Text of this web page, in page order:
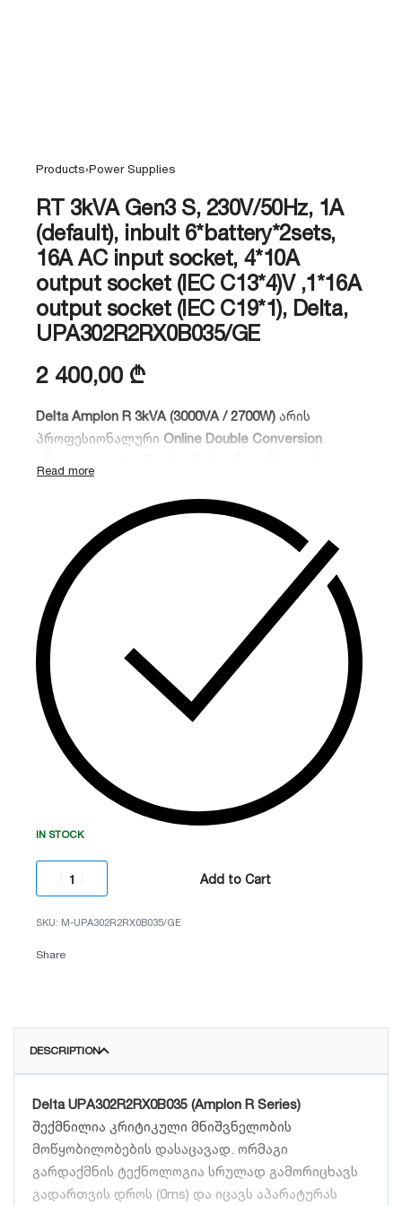
Products›Power Supplies
RT 3kVA Gen3 S, 230V/50Hz, 1A
(default), inbult 6*battery*2sets,
16A AC input socket, 4*10A
output socket (IEC C13*4)V ,1*16A
output socket (IEC C19*1), Delta,
UPA302R2RX0B035/GE
2 400,00 ₾
Delta Amplon R 3kVA (3000VA / 2700W) არის
პროფესიონალური Online Double Conversion
კოეფიციენტი (0.9) და სუფთა სინუსოიდური
გამომავალი სიგნალი უზრუნველყოფს
მაქსიმალურ დაცვას სერვერების, ქსელური
ინფრასტრუქტურისა და სამედიცინო
აპარატურისთვის.
IN STOCK
Add to Cart
M-UPA302R2RX0B035/GE
Share
DESCRIPTION
Delta UPA302R2RX0B035 (Amplon R Series)
შექმნილია კრიტიკული მნიშვნელობის
მოწყობილობების დასაცავად. ორმაგი
გარდაქმნის ტექნოლოგია სრულად გამორიცხავს
გადართვის დროს (0ms) და იცავს აპარატურას